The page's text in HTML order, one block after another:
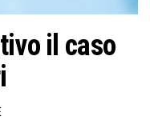
il caso